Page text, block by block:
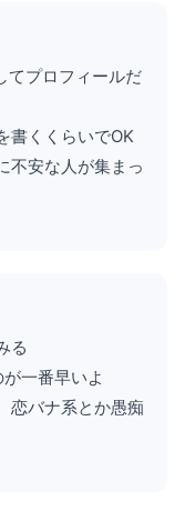
てプロフィールだ
書くくらいでOK
不安な人が集まっ
る
一番早いよ
恋バナ系とか愚痴